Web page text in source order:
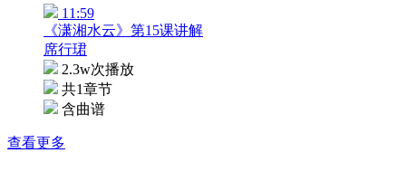
11:59
《潇湘水云》第15课讲解
席行珺
2.3w次播放
共1章节
含曲谱
查看更多